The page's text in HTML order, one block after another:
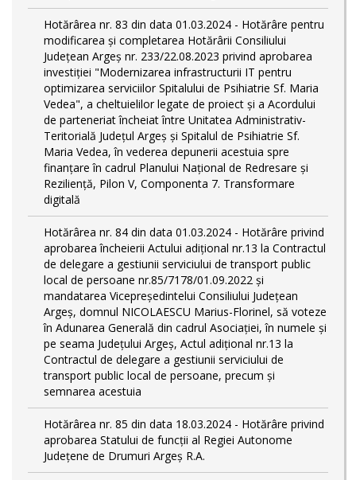
Hotărârea nr. 83 din data 01.03.2024 - Hotărâre pentru
modificarea și completarea Hotărârii Consiliului
Județean Argeș nr. 233/22.08.2023 privind aprobarea
investiției "Modernizarea infrastructurii IT pentru
optimizarea serviciilor Spitalului de Psihiatrie Sf. Maria
Vedea", a cheltuielilor legate de proiect și a Acordului
de parteneriat încheiat între Unitatea Administrativ-
Teritorială Județul Argeș și Spitalul de Psihiatrie Sf.
Maria Vedea, în vederea depunerii acestuia spre
finanțare în cadrul Planului Național de Redresare și
Reziliență, Pilon V, Componenta 7. Transformare
digitală
Hotărârea nr. 84 din data 01.03.2024 - Hotărâre privind
aprobarea încheierii Actului adițional nr.13 la Contractul
de delegare a gestiunii serviciului de transport public
local de persoane nr.85/7178/01.09.2022 și
mandatarea Vicepreședintelui Consiliului Județean
Argeș, domnul NICOLAESCU Marius-Florinel, să voteze
în Adunarea Generală din cadrul Asociației, în numele și
pe seama Județului Argeș, Actul adițional nr.13 la
Contractul de delegare a gestiunii serviciului de
transport public local de persoane, precum și
semnarea acestuia
Hotărârea nr. 85 din data 18.03.2024 - Hotărâre privind
aprobarea Statului de funcţii al Regiei Autonome
Județene de Drumuri Argeș R.A.